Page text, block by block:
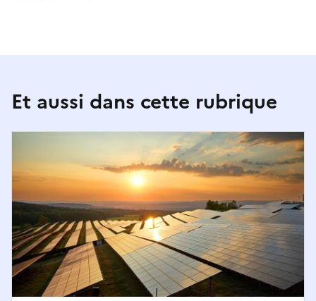
Et aussi dans cette rubrique